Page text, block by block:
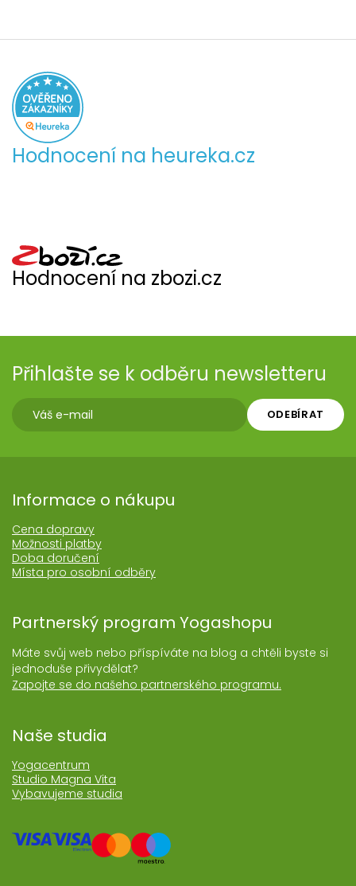
Hodnocení na heureka.cz
Hodnocení na zbozi.cz
Přihlašte se k odběru newsletteru
ODEBÍRAT
Informace o nákupu
Cena dopravy
Možnosti platby
Doba doručení
Místa pro osobní odběry
Partnerský program Yogashopu
Máte svůj web nebo příspíváte na blog a chtěli byste si
jednoduše přivydělat?
Zapojte se do našeho partnerského programu.
Naše studia
Yogacentrum
Studio Magna Vita
Vybavujeme studia